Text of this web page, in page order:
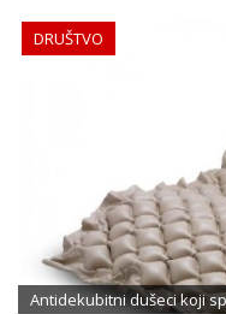
DRUŠTVO
Antidekubitni dušeci koji